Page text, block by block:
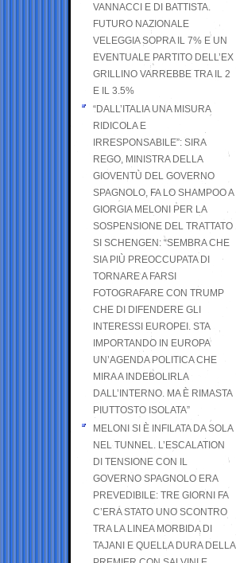
VANNACCI E DI BATTISTA.
FUTURO NAZIONALE
VELEGGIA SOPRA IL 7% E UN
EVENTUALE PARTITO DELL’EX
GRILLINO VARREBBE TRA IL 2
E IL 3.5%
“DALL’ITALIA UNA MISURA
RIDICOLA E
IRRESPONSABILE”: SIRA
REGO, MINISTRA DELLA
GIOVENTÙ DEL GOVERNO
SPAGNOLO, FA LO SHAMPOO A
GIORGIA MELONI PER LA
SOSPENSIONE DEL TRATTATO
SI SCHENGEN: “SEMBRA CHE
SIA PIÙ PREOCCUPATA DI
TORNARE A FARSI
FOTOGRAFARE CON TRUMP
CHE DI DIFENDERE GLI
INTERESSI EUROPEI. STA
IMPORTANDO IN EUROPA
UN’AGENDA POLITICA CHE
MIRA A INDEBOLIRLA
DALL’INTERNO. MA È RIMASTA
PIUTTOSTO ISOLATA”
MELONI SI È INFILATA DA SOLA
NEL TUNNEL. L’ESCALATION
DI TENSIONE CON IL
GOVERNO SPAGNOLO ERA
PREVEDIBILE: TRE GIORNI FA
C’ERA STATO UNO SCONTRO
TRA LA LINEA MORBIDA DI
TAJANI E QUELLA DURA DELLA